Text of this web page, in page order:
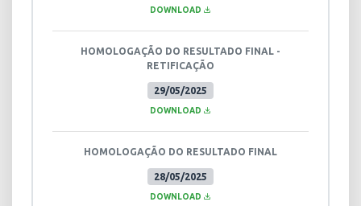
DOWNLOAD
29/05/2025
HOMOLOGAÇÃO DO RESULTADO FINAL -
RETIFICAÇÃO
DOWNLOAD
28/05/2025
HOMOLOGAÇÃO DO RESULTADO FINAL
DOWNLOAD